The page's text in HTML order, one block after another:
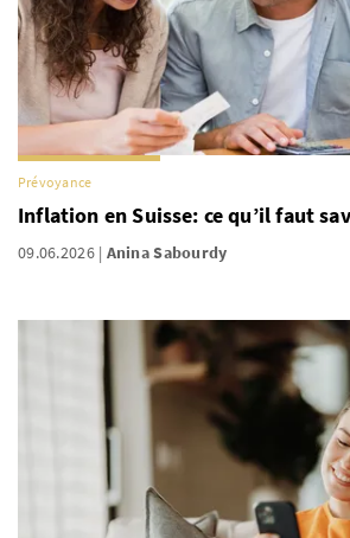
Prévoyance
Inflation en Suisse: ce qu’il faut
09.06.2026 Anina Sabourdy